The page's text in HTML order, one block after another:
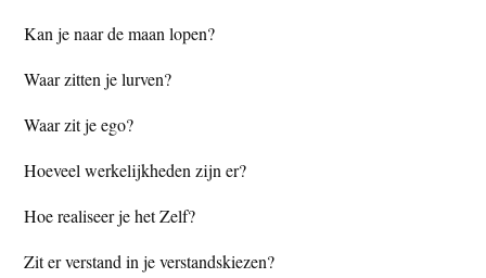
Kan je naar de maan lopen?
Waar zitten je lurven?
Waar zit je ego?
Hoeveel werkelijkheden zijn er?
Hoe realiseer je het Zelf?
Zit er verstand in je verstandskiezen?